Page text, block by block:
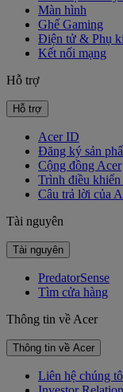
Màn hình
Ghế Gaming
Điện tử & Phụ
Kết nối mạng
Hỗ trợ
Hỗ trợ
Acer ID
Đăng ký sản
Cộng đồng Acer
Trình điều
Câu trả lời của
Tài nguyên
Tài nguyên
PredatorSense
Tìm cửa hàng
Thông tin về Acer
Thông tin về Acer
Liên hệ chúng